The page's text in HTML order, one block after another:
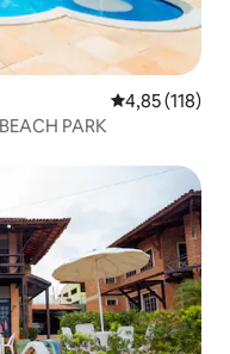
4,85 de uma
4,85 (118)
PARK